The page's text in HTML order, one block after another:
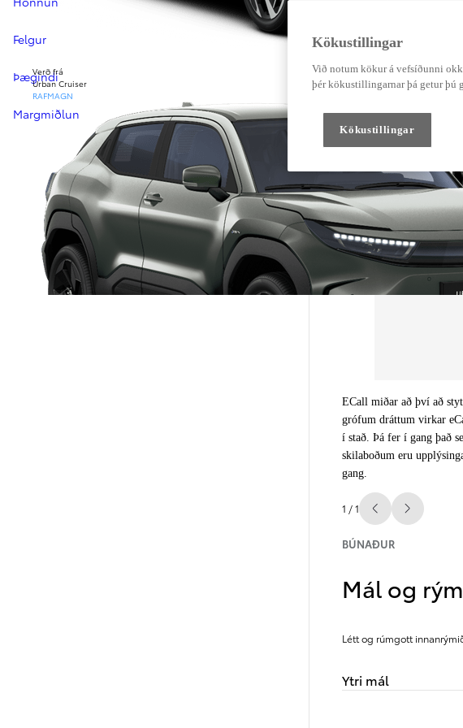
Verð frá
Urban Cruiser
RAFMAGN
Felgur
Þægindi
Margmiðlun
ECall miðar að því að
gróf­um drátt­um virk­ar
í stað. Þá fer í gang það
skila­boðum eru
gang.
1 / 1 Til bakaÁfram
BÚNAÐUR
Mál og
Létt og rúmgott
Ytri mál
Kökustillingar
Við notum kökur á vefsíðunni
þér kökustillingarnar þá getur þú
Kökustillingar